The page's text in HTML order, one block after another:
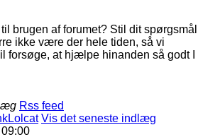
brugen af forumet? Stil dit spørgsmål
ikke være der hele tiden, så vi
forsøge, at hjælpe hinanden så godt I
Rss feed
Vis det seneste indlæg